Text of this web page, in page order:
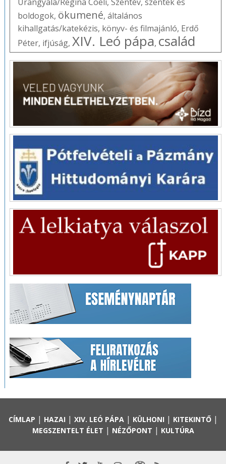
boldogok, ökumené, általános
kihallgatás/katekézis, könyv- és filmajánló, Erdő
Péter, ifjúság, XIV. Leó pápa, család
CÍMLAP | HAZAI | XIV. LEÓ PÁPA| KÜLHONI | KITEKINTŐ|
MEGSZENTELT ÉLET | NÉZŐPONT | KULTÚRA